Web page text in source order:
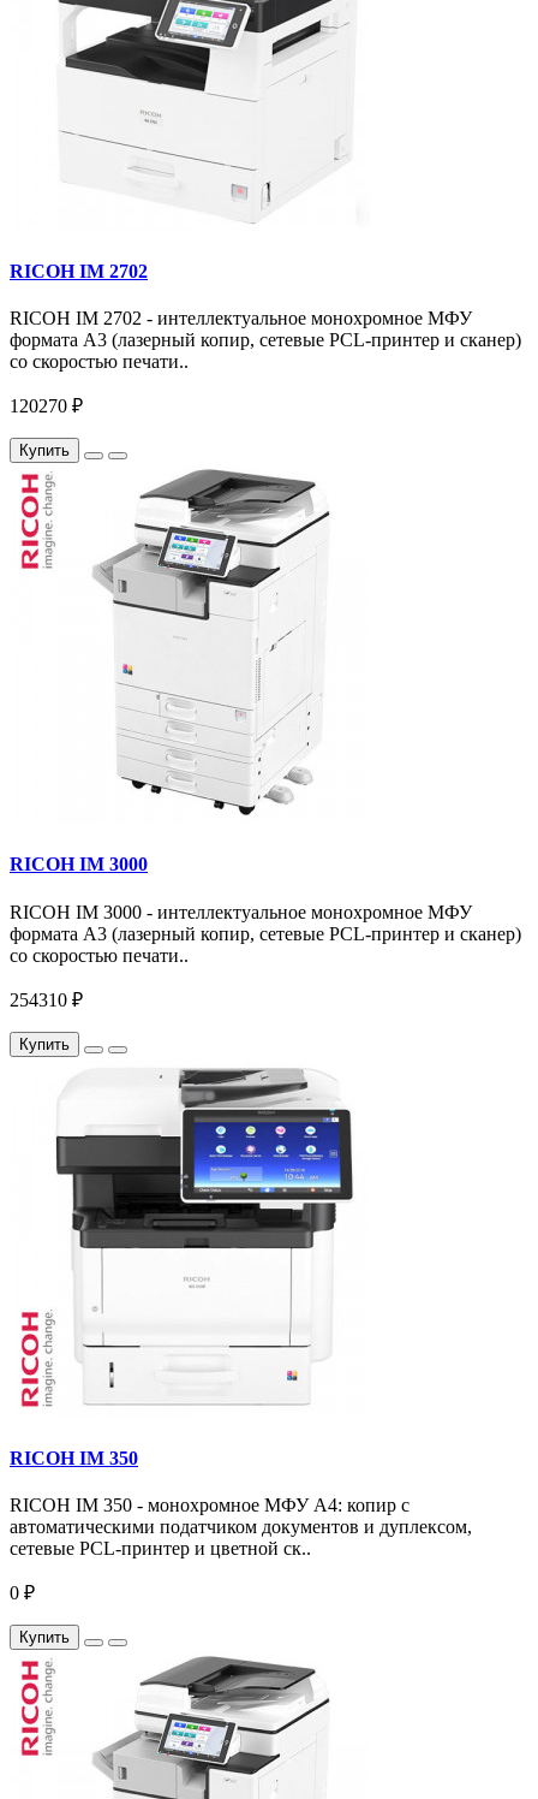
RICOH IM 2702
RICOH IM 2702 - интеллектуальное монохромное МФУ
формата А3 (лазерный копир, сетевые PCL-принтер и сканер)
со скоростью печати..
120270 ₽
Купить
RICOH IM 3000
RICOH IM 3000 - интеллектуальное монохромное МФУ
формата А3 (лазерный копир, сетевые PCL-принтер и сканер)
со скоростью печати..
254310 ₽
Купить
RICOH IM 350
RICOH IM 350 - монохромное МФУ A4: копир с
автоматическими податчиком документов и дуплексом,
сетевые PCL-принтер и цветной ск..
0 ₽
Купить